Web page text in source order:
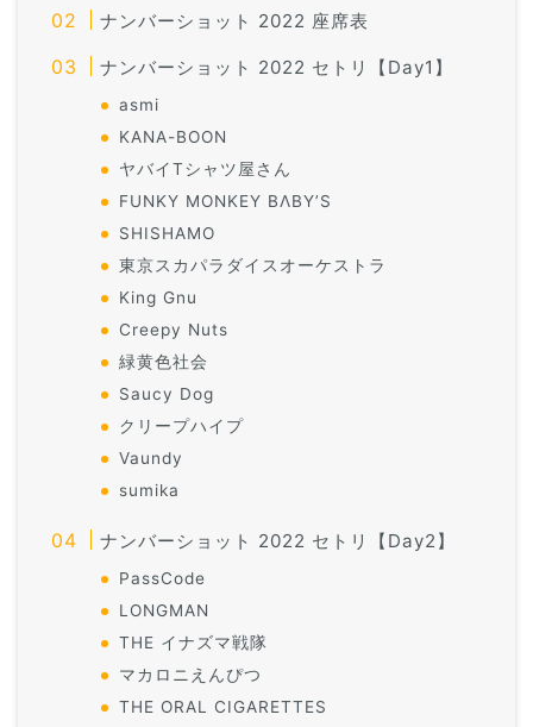
ナンバーショット 2022 座席表
ナンバーショット 2022 セトリ【Day1】
asmi
KANA-BOON
ヤバイTシャツ屋さん
FUNKY MONKEY BΛBY’S
SHISHAMO
東京スカパラダイスオーケストラ
King Gnu
Creepy Nuts
緑黄色社会
Saucy Dog
クリープハイプ
Vaundy
sumika
ナンバーショット 2022 セトリ【Day2】
PassCode
LONGMAN
THE イナズマ戦隊
マカロニえんぴつ
THE ORAL CIGARETTES